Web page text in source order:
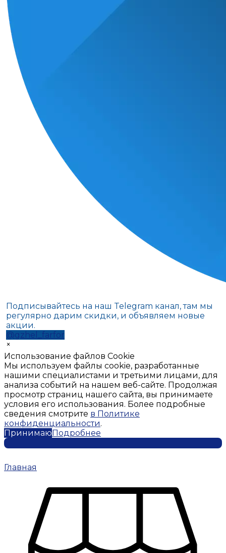
Подписывайтесь на наш Telegram канал, там мы
регулярно дарим скидки, и объявляем новые
акции.
@gzhel_farfor
×
Использование файлов Cookie
Мы используем файлы cookie, разработанные
нашими специалистами и третьими лицами, для
анализа событий на нашем веб-сайте. Продолжая
просмотр страниц нашего сайта, вы принимаете
условия его использования. Более подробные
сведения смотрите в Политике
конфиденциальности.
ПринимаюПодробнее
Главная